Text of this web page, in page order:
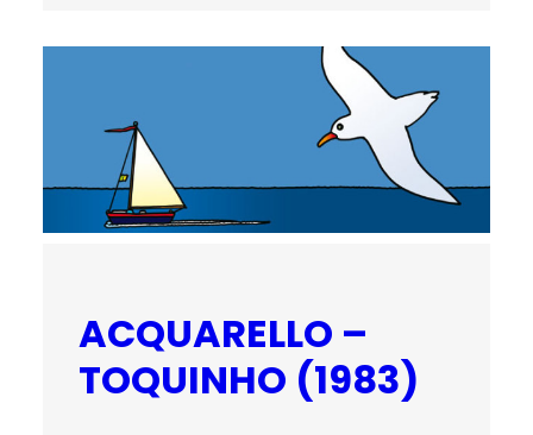
ACQUARELLO –
TOQUINHO (1983)